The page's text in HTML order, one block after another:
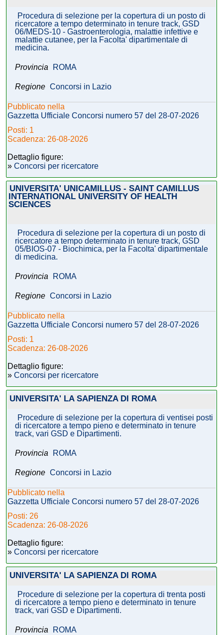
Procedura di selezione per la copertura di un posto di
ricercatore a tempo determinato in tenure track, GSD
06/MEDS-10 - Gastroenterologia, malattie infettive e
malattie cutanee, per la Facolta' dipartimentale di
medicina.
Provincia ROMA
Regione Concorsi in Lazio
Pubblicato nella
Gazzetta Ufficiale Concorsi numero 57 del 28-07-2026
Posti: 1
Scadenza: 26-08-2026
Dettaglio figure:
» Concorsi per ricercatore
UNIVERSITA' UNICAMILLUS - SAINT CAMILLUS
INTERNATIONAL UNIVERSITY OF HEALTH
SCIENCES
Procedura di selezione per la copertura di un posto di
ricercatore a tempo determinato in tenure track, GSD
05/BIOS-07 - Biochimica, per la Facolta' dipartimentale
di medicina.
Provincia ROMA
Regione Concorsi in Lazio
Pubblicato nella
Gazzetta Ufficiale Concorsi numero 57 del 28-07-2026
Posti: 1
Scadenza: 26-08-2026
Dettaglio figure:
» Concorsi per ricercatore
UNIVERSITA' LA SAPIENZA DI ROMA
Procedure di selezione per la copertura di ventisei posti
di ricercatore a tempo pieno e determinato in tenure
track, vari GSD e Dipartimenti.
Provincia ROMA
Regione Concorsi in Lazio
Pubblicato nella
Gazzetta Ufficiale Concorsi numero 57 del 28-07-2026
Posti: 26
Scadenza: 26-08-2026
Dettaglio figure:
» Concorsi per ricercatore
UNIVERSITA' LA SAPIENZA DI ROMA
Procedure di selezione per la copertura di trenta posti
di ricercatore a tempo pieno e determinato in tenure
track, vari GSD e Dipartimenti.
Provincia ROMA